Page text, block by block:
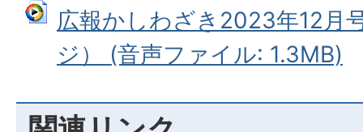
広報かしわざき2023年12月
ジ） (音声ファイル: 1.3MB)